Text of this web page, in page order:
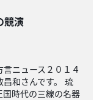
競演
ニュース２０１４
和さんです。 琉
時代の三線の名器